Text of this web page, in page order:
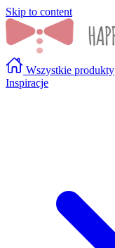
Skip to content
Wszystkie produkty
Inspiracje